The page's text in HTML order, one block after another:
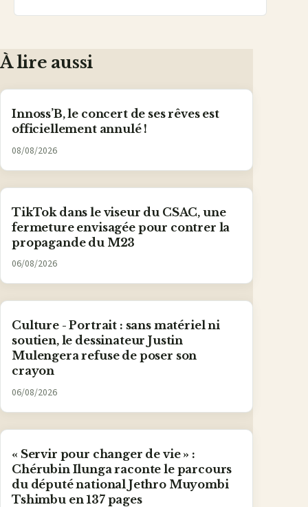
À lire aussi
Innoss’B, le concert de ses rêves est
officiellement annulé !
08/08/2026
TikTok dans le viseur du CSAC, une
fermeture envisagée pour contrer la
propagande du M23
06/08/2026
Culture - Portrait : sans matériel ni
soutien, le dessinateur Justin
Mulengera refuse de poser son
crayon
06/08/2026
« Servir pour changer de vie » :
Chérubin Ilunga raconte le parcours
du député national Jethro Muyombi
Tshimbu en 137 pages